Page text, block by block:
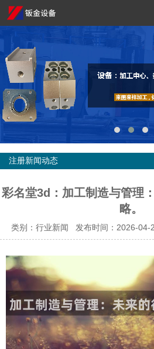
注册新闻动态
彩名堂3d：加工制造与管理
略。
类别：行业新闻 发布时间：2026-04-